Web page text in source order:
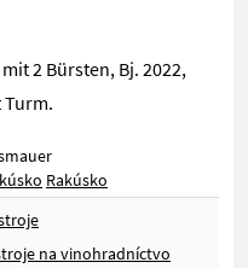
2 Bürsten, Bj. 2022,
Turm.
Rakúsko
na vinohradníctvo